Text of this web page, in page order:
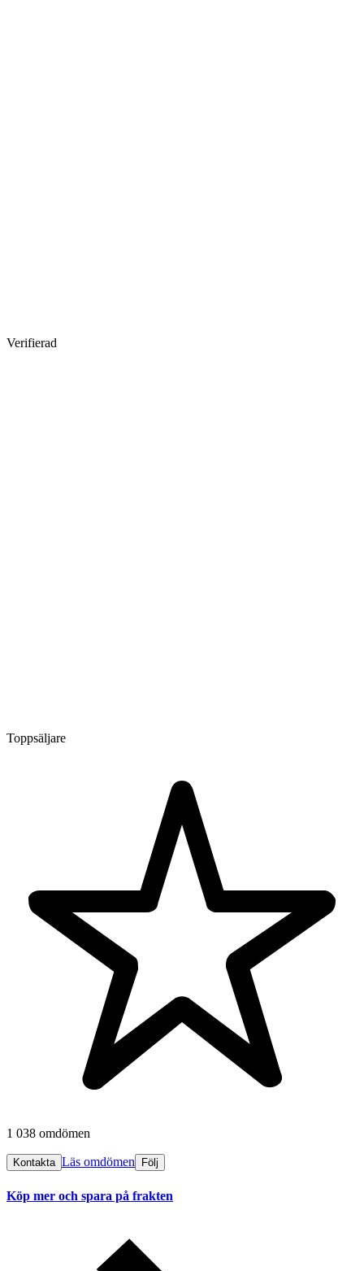
Verifierad
Toppsäljare
1 038 omdömen
Kontakta Läs omdömen Följ
Köp mer och spara på frakten